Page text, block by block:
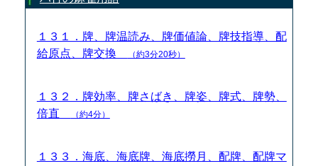
１３１．牌、牌温読み、牌価値論、牌技指導、配
給原点、牌交換
（約3分20秒）
１３２．牌効率、牌さばき、牌姿、牌式、牌勢、
倍直
（約4分）
１３３．海底、海底牌、海底撈月、配牌、配牌マ